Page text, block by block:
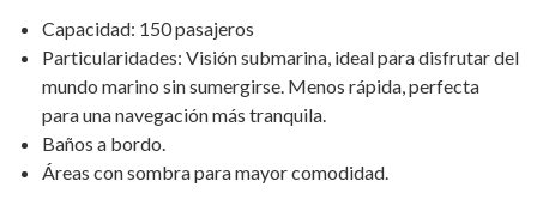
Capacidad: 150 pasajeros
Particularidades: Visión submarina, ideal para disfrutar del
mundo marino sin sumergirse. Menos rápida, perfecta
para una navegación más tranquila.
Baños a bordo.
Áreas con sombra para mayor comodidad.